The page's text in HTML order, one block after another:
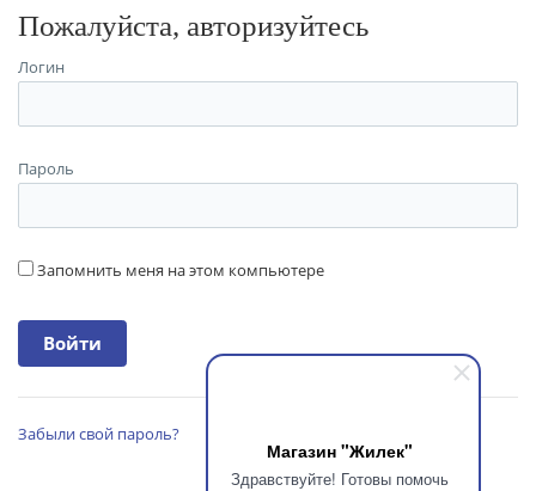
Магазин "Жилек"
Здравствуйте! Готовы помочь
Пожалуйста, авторизуйтесь
Логин
Пароль
Запомнить меня на этом компьютере
Забыли свой пароль?